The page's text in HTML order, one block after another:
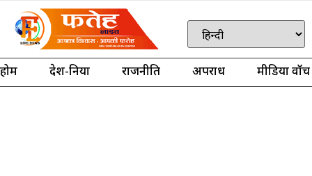
होम देश-दुनिया राजनीति अपराध मीडिया वॉच